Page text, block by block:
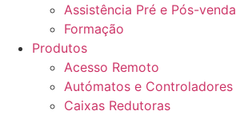
Assistência Pré e Pós-venda
Formação
Produtos
Acesso Remoto
Autómatos e Controladores
Caixas Redutoras